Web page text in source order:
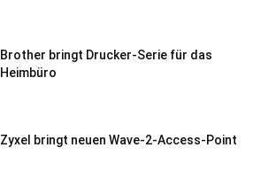
Brother bringt Drucker-Serie für das
Heimbüro
Zyxel bringt neuen Wave-2-Access-Point